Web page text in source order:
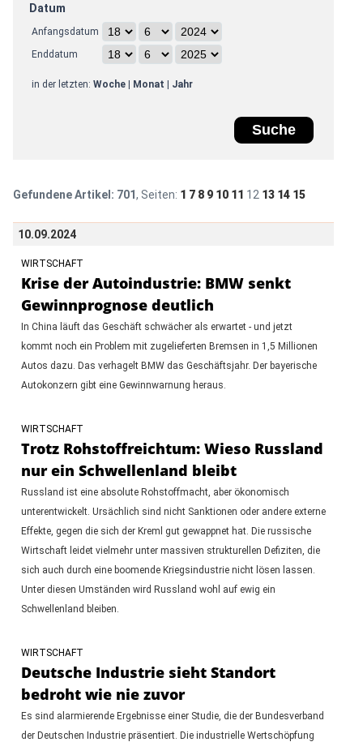
Datum
Anfangsdatum
Enddatum
in der letzten: Woche| Monat Jahr
Gefundene Artikel: 701, Seiten: 1 7 8 9 10 11 12 13 14 15
10.09.2024
WIRTSCHAFT
Krise der Autoindustrie: BMW senkt
Gewinnprognose deutlich
In China läuft das Geschäft schwächer als erwartet - und jetzt
kommt noch ein Problem mit zugelieferten Bremsen in 1,5 Millionen
Autos dazu. Das verhagelt BMW das Geschäftsjahr. Der bayerische
Autokonzern gibt eine Gewinnwarnung heraus.
WIRTSCHAFT
Trotz Rohstoffreichtum: Wieso Russland
nur ein Schwellenland bleibt
Russland ist eine absolute Rohstoffmacht, aber ökonomisch
unterentwickelt. Ursächlich sind nicht Sanktionen oder andere externe
Effekte, gegen die sich der Kreml gut gewappnet hat. Die russische
Wirtschaft leidet vielmehr unter massiven strukturellen Defiziten, die
sich auch durch eine boomende Kriegsindustrie nicht lösen lassen.
Unter diesen Umständen wird Russland wohl auf ewig ein
Schwellenland bleiben.
WIRTSCHAFT
Deutsche Industrie sieht Standort
bedroht wie nie zuvor
Es sind alarmierende Ergebnisse einer Studie, die der Bundesverband
der Deutschen Industrie präsentiert. Die industrielle Wertschöpfung